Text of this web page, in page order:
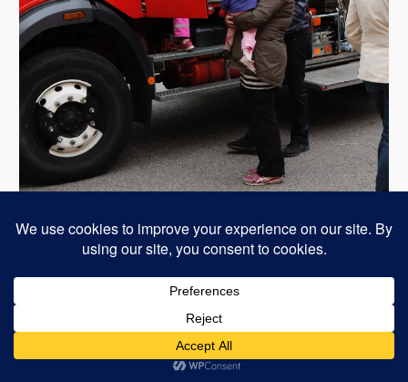
Voimanlähteenä WordPress